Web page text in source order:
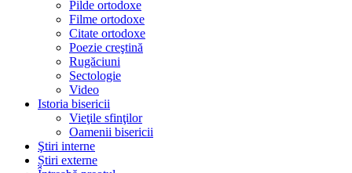
Pilde ortodoxe
Filme ortodoxe
Citate ortodoxe
Poezie creştină
Rugăciuni
Sectologie
Video
Istoria bisericii
Vieţile sfinţilor
Oamenii bisericii
Ştiri interne
Știri externe